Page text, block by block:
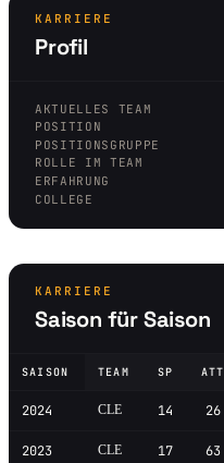
KARRIERE
Profil
AKTUELLES TEAM
POSITION
POSITIONSGRUPPE
ROLLE IM TEAM
ERFAHRUNG
COLLEGE
KARRIERE
Saison für Saison
SAISON TEAM SP ATT
2024 CLE 14 26
2023 CLE 17 63